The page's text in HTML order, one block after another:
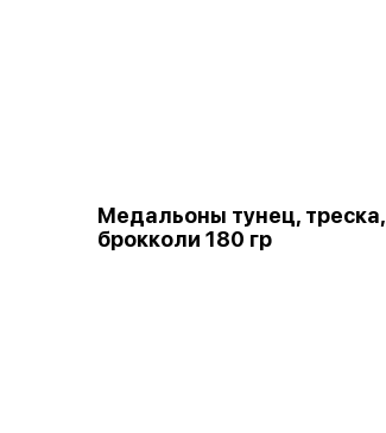
Медальоны тунец, треска,
брокколи 180 гр